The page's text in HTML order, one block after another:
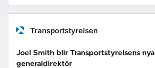
Transportstyrelsen
Joel Smith blir Transportstyrelsens nya
generaldirektör